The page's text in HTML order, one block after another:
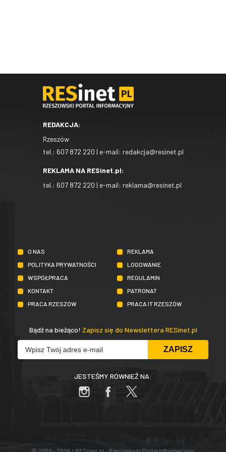
REDAKCJA:
Rzeszów
tel.: 607 872 220 | e-mail: redakcja@resinet.pl
REKLAMA NA RESinet.pl:
tel.: 607 872 220 | e-mail: reklama@resinet.pl
O NAS
REKLAMA
POLITYKA PRYWATNOŚCI
LOGOWANIE
WSPÓŁPRACA
REGULAMIN
KONTAKT
PATRONAT
PRACA RZESZÓW
PRACA IT RZESZÓW
Bądź na bieżąco! Zapisz się do Newslettera RESinet.pl
JESTEŚMY RÓWNIEŻ NA: